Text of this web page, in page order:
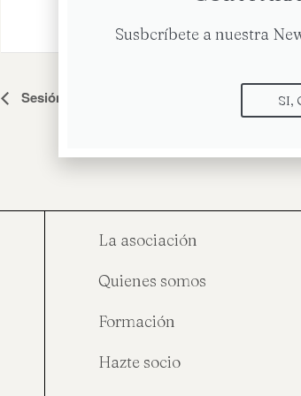
Navegación
Sesión grupo No estamos sol@s
La asociación
Quienes somos
Formación
Hazte socio
Susbcríbete a nuestra
SI,